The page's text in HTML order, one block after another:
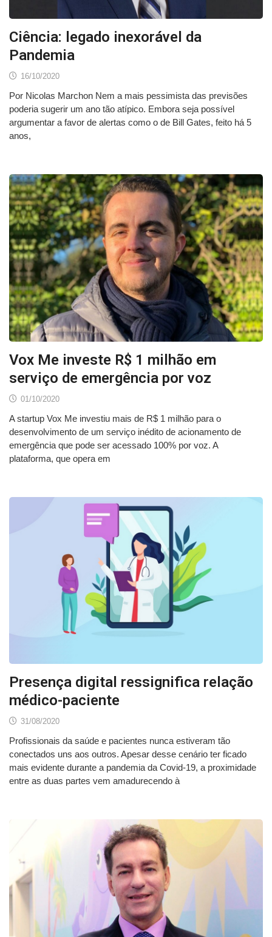
Ciência: legado inexorável da
Pandemia
16/10/2020
Por Nicolas Marchon Nem a mais pessimista das previsões
poderia sugerir um ano tão atípico. Embora seja possível
argumentar a favor de alertas como o de Bill Gates, feito há 5
anos,
Vox Me investe R$ 1 milhão em
serviço de emergência por voz
01/10/2020
A startup Vox Me investiu mais de R$ 1 milhão para o
desenvolvimento de um serviço inédito de acionamento de
emergência que pode ser acessado 100% por voz. A
plataforma, que opera em
Presença digital ressignifica relação
médico-paciente
31/08/2020
Profissionais da saúde e pacientes nunca estiveram tão
conectados uns aos outros. Apesar desse cenário ter ficado
mais evidente durante a pandemia da Covid-19, a proximidade
entre as duas partes vem amadurecendo à